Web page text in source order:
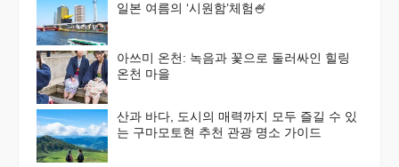
일본 여름의 ‘시원함’체험🍧
아쓰미 온천: 녹음과 꽃으로 둘러싸인 힐링
온천 마을
산과 바다, 도시의 매력까지 모두 즐길 수 있
는 구마모토현 추천 관광 명소 가이드